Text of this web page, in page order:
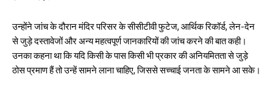
उन्होंने जांच के दौरान मंदिर परिसर के सीसीटीवी फुटेज, आर्थिक रिकॉर्ड, लेन-देन
से जुड़े दस्तावेजों और अन्य महत्वपूर्ण जानकारियों की जांच करने की बात कही।
उनका कहना था कि यदि किसी के पास किसी भी प्रकार की अनियमितता से जुड़े
ठोस प्रमाण हैं तो उन्हें सामने लाना चाहिए, जिससे सच्चाई जनता के सामने आ सके।